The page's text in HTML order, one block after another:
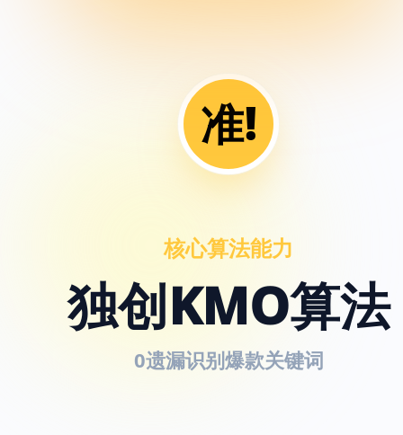
准!
核心算法能力
独创KMO算法
0遗漏识别爆款关键词